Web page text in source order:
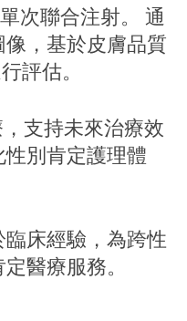
次聯合注射。 通
，基於皮膚品質
評估。
支持未來治療效
別肯定護理體
床經驗，為跨性
醫療服務。